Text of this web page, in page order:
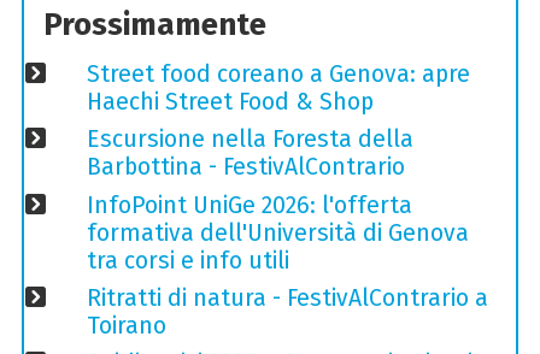
Prossimamente
Street food coreano a Genova: apre
Haechi Street Food & Shop
Escursione nella Foresta della
Barbottina - FestivAlContrario
InfoPoint UniGe 2026: l'offerta
formativa dell'Università di Genova
tra corsi e info utili
Ritratti di natura - FestivAlContrario a
Toirano